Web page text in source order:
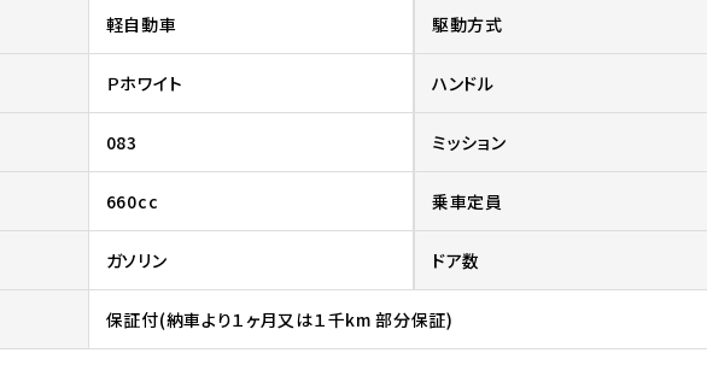
軽自動車
Ｐホワイト
083
660cc
ガソリン
駆動方式
ハンドル
ミッション
乗車定員
ドア数
保証付(納車より１ヶ月又は１千km 部分保証)